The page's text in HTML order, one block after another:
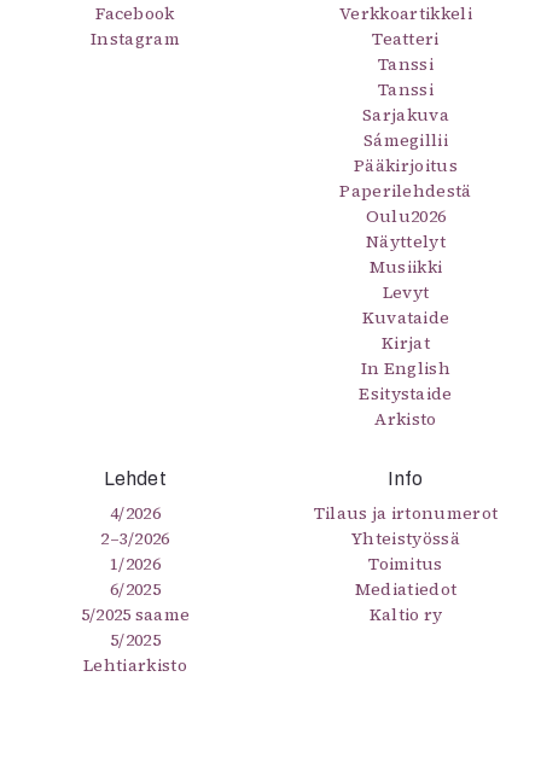
Facebook
Instagram
Verkkoartikkeli
Teatteri
Tanssi
Tanssi
Sarjakuva
Sámegillii
Pääkirjoitus
Paperilehdestä
Oulu2026
Näyttelyt
Musiikki
Levyt
Kuvataide
Kirjat
In English
Esitystaide
Arkisto
Lehdet
4/2026
2–3/2026
1/2026
6/2025
5/2025 saame
5/2025
Lehtiarkisto
Info
Tilaus ja irtonumerot
Yhteistyössä
Toimitus
Mediatiedot
Kaltio ry